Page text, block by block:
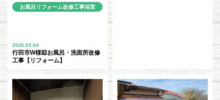
お風呂リフォーム改修工事浴室
2026.03.04
行田市W様邸お風呂・洗面所改修
工事【リフォーム】